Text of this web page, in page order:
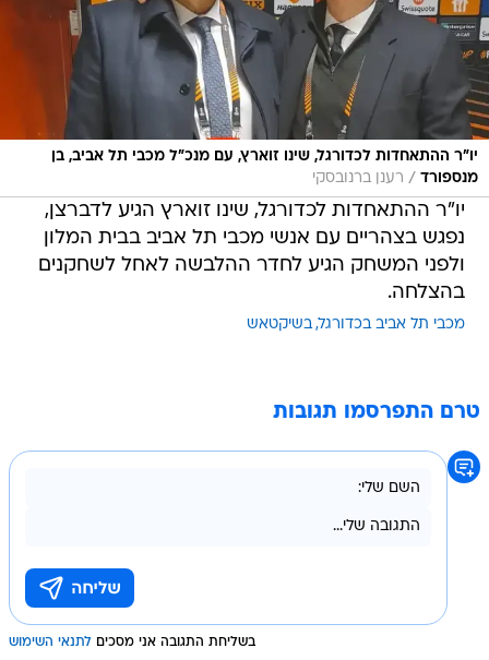
יו"ר ההתאחדות לכדורגל, שינו זוארץ, עם מנכ"ל מכבי תל אביב, בן
מנספורד / רענן ברנובסקי
יו"ר ההתאחדות לכדורגל, שינו זוארץ הגיע לדברצן,
נפגש בצהריים עם אנשי מכבי תל אביב בבית המלון
ולפני המשחק הגיע לחדר ההלבשה לאחל לשחקנים
בהצלחה.
מכבי תל אביב בכדורגל בשיקטאש
טרם התפרסמו תגובות
בשליחת התגובה אני מסכים לתנאי השימוש